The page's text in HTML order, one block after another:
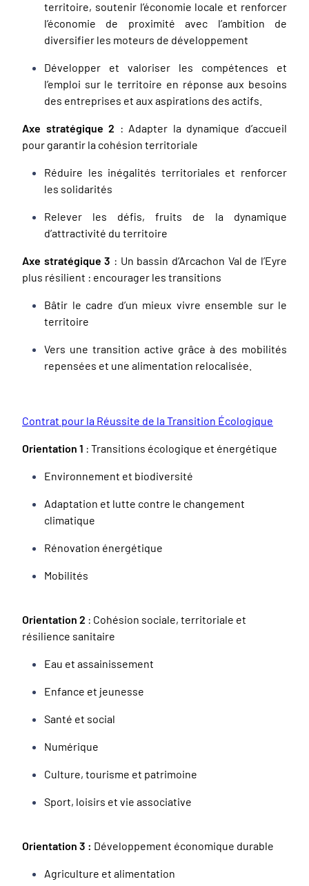
territoire, soutenir l’économie locale et renforcer
l’économie de proximité avec l’ambition de
diversifier les moteurs de développement
Développer et valoriser les compétences et
l’emploi sur le territoire en réponse aux besoins
des entreprises et aux aspirations des actifs.
Axe stratégique 2 : Adapter la dynamique d’accueil
pour garantir la cohésion territoriale
Réduire les inégalités territoriales et renforcer
les solidarités
Relever les défis, fruits de la dynamique
d’attractivité du territoire
Axe stratégique 3 : Un bassin d’Arcachon Val de l’Eyre
plus résilient : encourager les transitions
Bâtir le cadre d’un mieux vivre ensemble sur le
territoire
Vers une transition active grâce à des mobilités
repensées et une alimentation relocalisée.
Contrat pour la Réussite de la Transition Écologique
Orientation 1 : Transitions écologique et énergétique
Environnement et biodiversité
Adaptation et lutte contre le changement
climatique
Rénovation énergétique
Mobilités
Orientation 2 : Cohésion sociale, territoriale et
résilience sanitaire
Eau et assainissement
Enfance et jeunesse
Santé et social
Numérique
Culture, tourisme et patrimoine
Sport, loisirs et vie associative
Orientation 3 : Développement économique durable
Agriculture et alimentation